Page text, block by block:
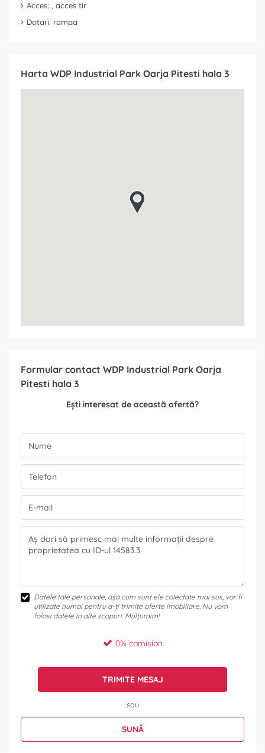
Acces: , acces tir
Dotari: rampa
Harta WDP Industrial Park Oarja Pitesti hala 3
Formular contact WDP Industrial Park Oarja
Pitesti hala 3
Ești interesat de această ofertă?
Datele tale personale, așa cum sunt ele colectate mai sus, vor fi
utilizate numai pentru a-ți trimite oferte imobiliare. Nu vom
folosi datele în alte scopuri. Mulțumim!
0% comision
TRIMITE MESAJ
sau
SUNĂ